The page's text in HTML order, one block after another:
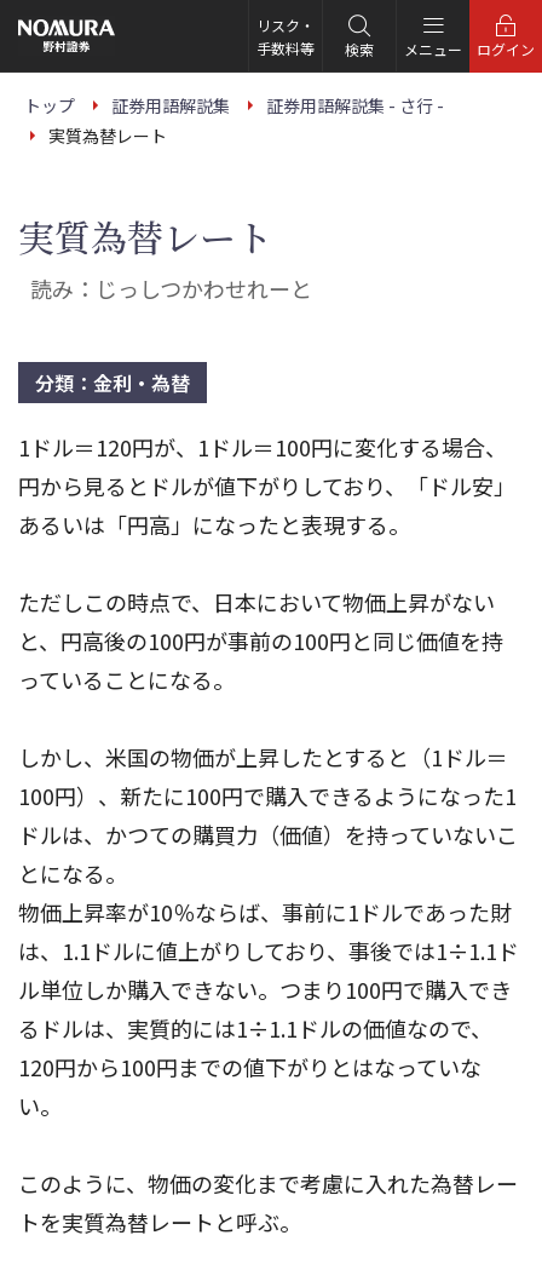
の
ー
リスク・
手数料等
検索 メニュー ログイン
トップ 証券用語解説集
証券用語解説集 - さ行 -
実質為替レート
実質為替レート
読み：じっしつかわせれーと
分類：金利・為替
1ドル＝120円が、1ドル＝100円に変化する場合、
円から見るとドルが値下がりしており、「ドル安」
あるいは「円高」になったと表現する。
ただしこの時点で、日本において物価上昇がない
と、円高後の100円が事前の100円と同じ価値を持
っていることになる。
しかし、米国の物価が上昇したとすると（1ドル＝
100円）、新たに100円で購入できるようになった1
ドルは、かつての購買力（価値）を持っていないこ
とになる。
物価上昇率が10％ならば、事前に1ドルであった財
は、1.1ドルに値上がりしており、事後では1÷1.1ド
ル単位しか購入できない。つまり100円で購入でき
るドルは、実質的には1÷1.1ドルの価値なので、
120円から100円までの値下がりとはなっていな
い。
このように、物価の変化まで考慮に入れた為替レー
トを実質為替レートと呼ぶ。